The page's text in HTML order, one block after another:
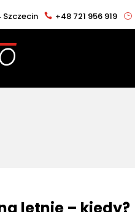
Szczecin +48 721 956 919
letnie – kiedy?